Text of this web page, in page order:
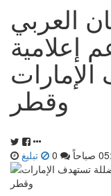
العربي
إعلامية
وقطر
تبليغ